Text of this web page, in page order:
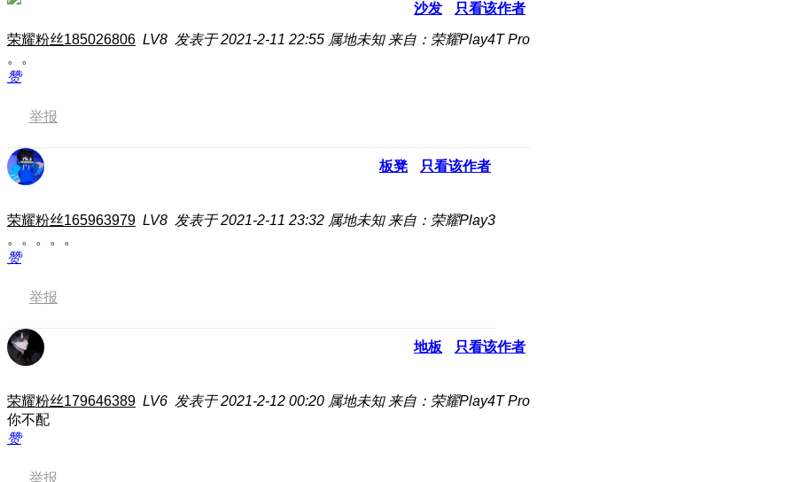
沙发 只看该作者
荣耀粉丝185026806 LV8 发表于 2021-2-11 22:55 属地未知 来自：荣耀Play4T Pro
。。
赞
举报
板凳 只看该作者
荣耀粉丝165963979 LV8 发表于 2021-2-11 23:32 属地未知 来自：荣耀Play3
。。。。。
赞
举报
地板 只看该作者
荣耀粉丝179646389 LV6 发表于 2021-2-12 00:20 属地未知 来自：荣耀Play4T Pro
你不配
赞
举报